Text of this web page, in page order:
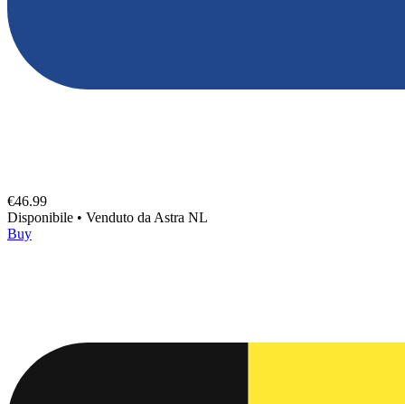
€46.99
Disponibile • Venduto da Astra NL
Buy